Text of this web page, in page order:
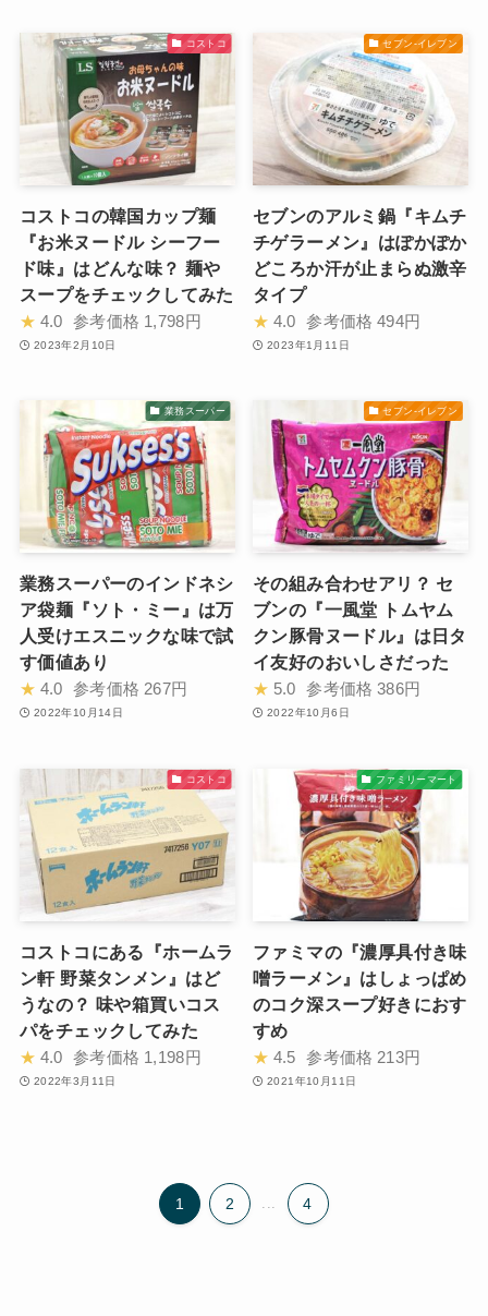
コストコ
コストコの韓国カップ麺
『お米ヌードル シーフー
ド味』はどんな味？ 麺や
スープをチェックしてみた
★ 4.0 参考価格 1,798円
2023年2月10日
セブン-イレブン
セブンのアルミ鍋『キムチ
チゲラーメン』はぽかぽか
どころか汗が止まらぬ激辛
タイプ
★ 4.0 参考価格 494円
2023年1月11日
業務スーパー
業務スーパーのインドネシ
ア袋麺『ソト・ミー』は万
人受けエスニックな味で試
す価値あり
★ 4.0 参考価格 267円
2022年10月14日
セブン-イレブン
その組み合わせアリ？ セ
ブンの『一風堂 トムヤム
クン豚骨ヌードル』は日タ
イ友好のおいしさだった
★ 5.0 参考価格 386円
2022年10月6日
コストコ
コストコにある『ホームラ
ン軒 野菜タンメン』はど
うなの？ 味や箱買いコス
パをチェックしてみた
★ 4.0 参考価格 1,198円
2022年3月11日
ファミリーマート
ファミマの『濃厚具付き味
噌ラーメン』はしょっぱめ
のコク深スープ好きにおす
すめ
★ 4.5 参考価格 213円
2021年10月11日
1 2 ... 4